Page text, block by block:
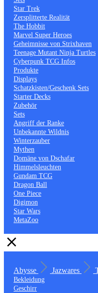
Star Trek
Zersplitterte Realität
The Hobbit
Marvel Super Heroes
Geheimnisse von Strixhaven
Teenage Mutant Ninja Turtles
Cyberpunk TCG Infos
Produkte
Displays
Schatzkisten/Geschenk Sets
Starter Decks
Zubehör
Sets
Angriff der Ranke
Unbekannte Wildnis
Winterzauber
Mythen
Domäne von Dschafar
Himmelsleuchten
Gundam TCG
Dragon Ball
One Piece
Digimon
Star Wars
MetaZoo
Abysse Jazwares
Bekleidung
Geschirr